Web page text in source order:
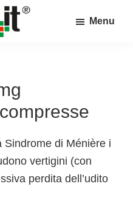
Menu
Sindrome di Ménière i
vertigini (con
perdita dell’udito